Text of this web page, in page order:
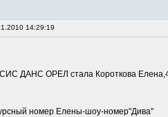
14:29:19
ДАНС ОРЕЛ стала Короткова
номер Елены-шоу-номер"Дива"